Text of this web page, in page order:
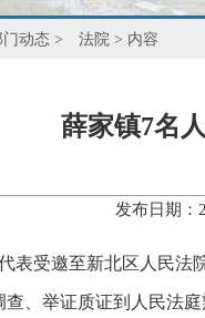
门动态 > 法院 > 内容
薛家镇7名
发布日期：
表受邀至新北区人民法
查、举证质证到人民法